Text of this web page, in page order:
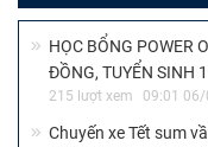
HỌC BỔNG POWER
ĐỒNG, TUYỂN SINH
215 lượt xem 09:01
Chuyến xe Tết sum